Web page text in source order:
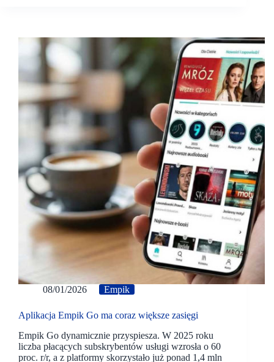
08/01/2026 Empik
Aplikacja Empik Go ma coraz większe zasięgi
Empik Go dynamicznie przyspiesza. W 2025 roku
liczba płacących subskrybentów usługi wzrosła o 60
proc. r/r, a z platformy skorzystało już ponad 1,4 mln